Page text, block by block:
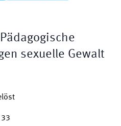
sexuelle Gewalt